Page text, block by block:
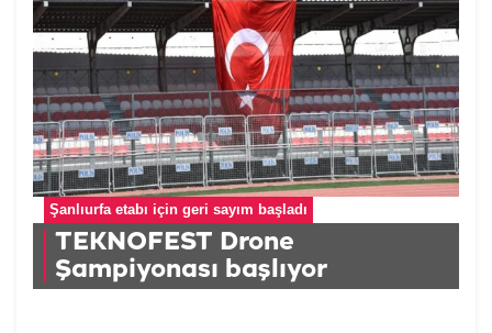
Şanlıurfa etabı için geri sayım başladı
TEKNOFEST Drone
Şampiyonası başlıyor